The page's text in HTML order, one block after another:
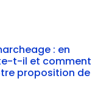
: en
t-il et comment
proposition de